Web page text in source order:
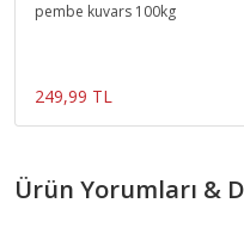
pembe kuvars 100kg
249,99 TL
Ürün Yorumları &